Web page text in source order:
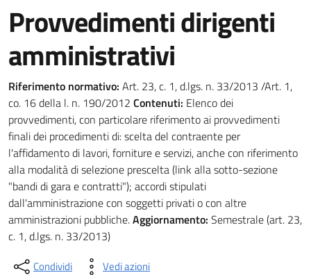
Provvedimenti dirigenti
amministrativi
Riferimento normativo: Art. 23, c. 1, d.lgs. n. 33/2013 /Art. 1,
co. 16 della l. n. 190/2012 Contenuti: Elenco dei
provvedimenti, con particolare riferimento ai provvedimenti
finali dei procedimenti di: scelta del contraente per
l'affidamento di lavori, forniture e servizi, anche con riferimento
alla modalità di selezione prescelta (link alla sotto-sezione
"bandi di gara e contratti"); accordi stipulati
dall'amministrazione con soggetti privati o con altre
amministrazioni pubbliche.Aggiornamento: Semestrale (art. 23,
c. 1, d.lgs. n. 33/2013)
Condividi Vedi azioni